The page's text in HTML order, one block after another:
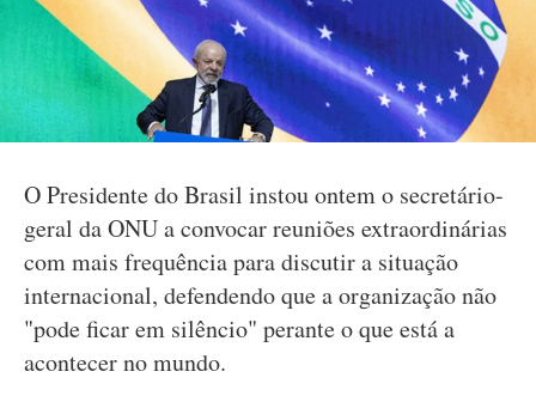
O Presidente do Brasil instou ontem o secretário-
geral da ONU a convocar reuniões extraordinárias
com mais frequência para discutir a situação
internacional, defendendo que a organização não
"pode ficar em silêncio" perante o que está a
acontecer no mundo.